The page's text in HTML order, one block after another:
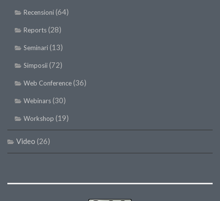
Recensioni(64)
Reports(28)
Seminari(13)
Simposii(72)
Web Conference(36)
Webinars(30)
Workshop (19)
Video (26)